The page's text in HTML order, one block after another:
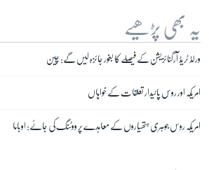
یہ بھی پڑھیے
ورلڈ ٹریڈ آرگنائزیشن کے فیصلے کا بغور جائزہ لیں گے: چین
امریکہ اور روس پائیدار تعلقات کے خواہاں
امریکہ روس جوہری ہتھیاروں کے معاہدے پر ووٹنگ کی جائے: اوباما